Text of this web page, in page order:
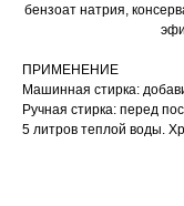
бензоат натрия,
ПРИМЕНЕНИЕ
Машинная стирка:
Ручная стирка: перед
5 литров теплой воды.